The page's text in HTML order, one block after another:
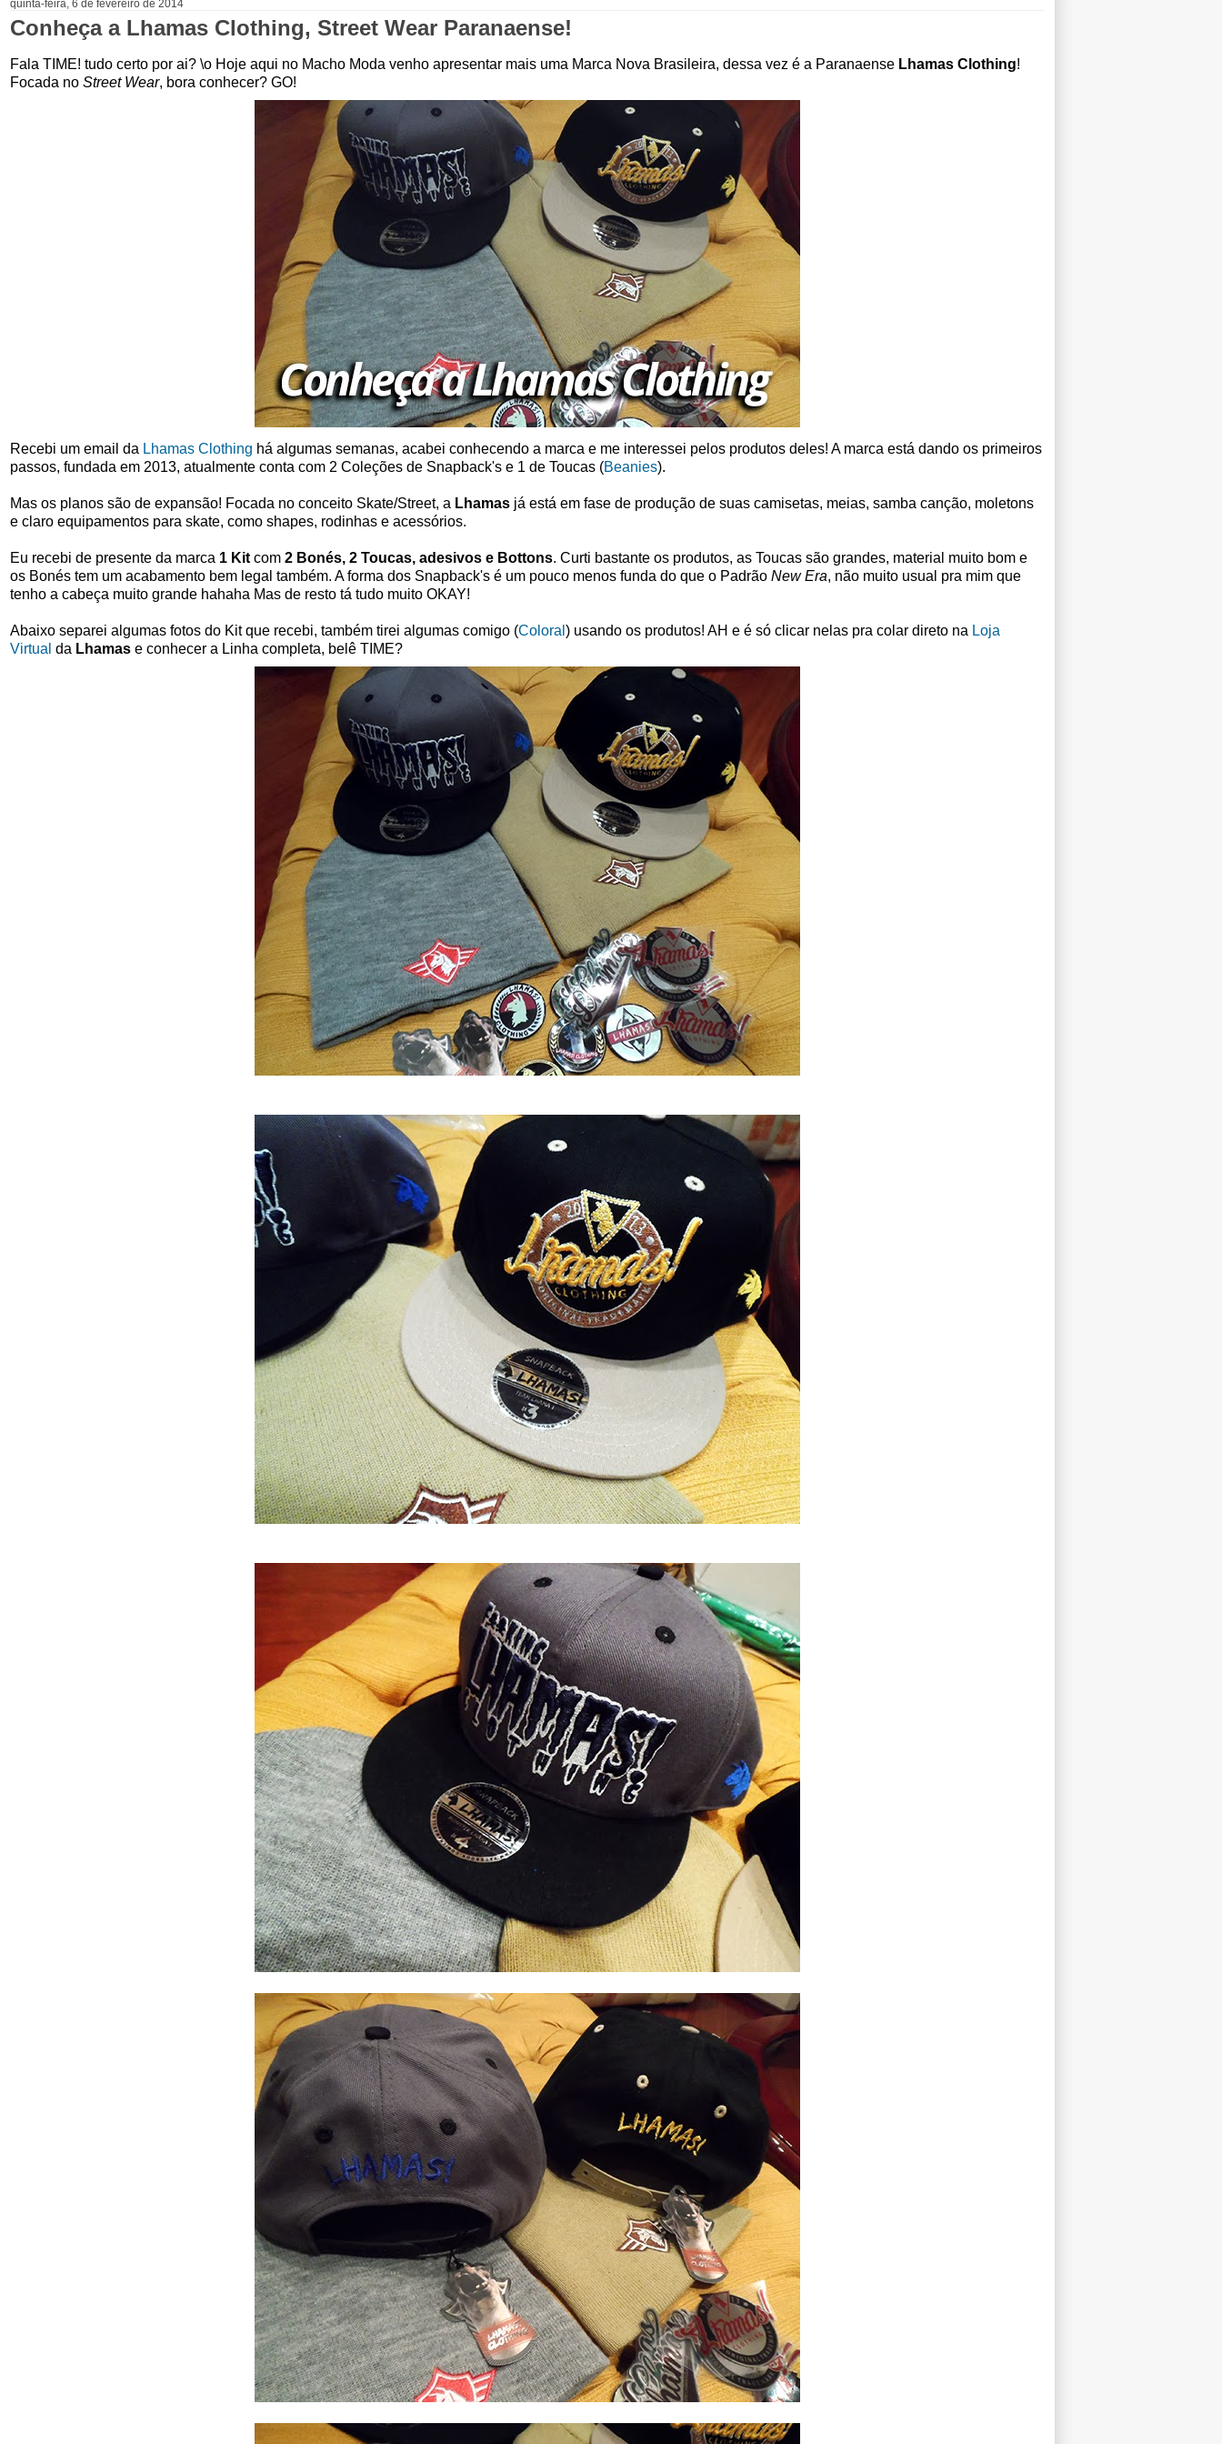
quinta-feira, 6 de fevereiro de 2014
Conheça a Lhamas Clothing, Street Wear Paranaense!
Fala TIME! tudo certo por ai? \o Hoje aqui no Macho Moda venho apresentar mais uma Marca Nova Brasileira, dessa vez é a Paranaense Lhamas Clothing!
Focada no Street Wear, bora conhecer? GO!
Recebi um email da Lhamas Clothing há algumas semanas, acabei conhecendo a marca e me interessei pelos produtos deles! A marca está dando os primeiros
passos, fundada em 2013, atualmente conta com 2 Coleções de Snapback's e 1 de Toucas (Beanies).
Mas os planos são de expansão! Focada no conceito Skate/Street, a Lhamas já está em fase de produção de suas camisetas, meias, samba canção, moletons
e claro equipamentos para skate, como shapes, rodinhas e acessórios.
Eu recebi de presente da marca 1 Kit com 2 Bonés, 2 Toucas, adesivos e Bottons. Curti bastante os produtos, as Toucas são grandes, material muito bom e
os Bonés tem um acabamento bem legal também. A forma dos Snapback's é um pouco menos funda do que o Padrão New Era, não muito usual pra mim que
tenho a cabeça muito grande hahaha Mas de resto tá tudo muito OKAY!
Abaixo separei algumas fotos do Kit que recebi, também tirei algumas comigo (Coloral ) usando os produtos! AH e é só clicar nelas pra colar direto na Loja
Virtual da Lhamas e conhecer a Linha completa, belê TIME?